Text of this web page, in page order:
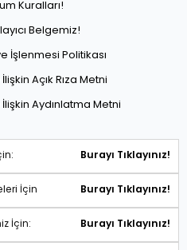
Kuralları!
Belgemiz!
İşlenmesi Politikası
Açık Rıza Metni
Aydınlatma Metni
Burayı Tıklayınız!
İçin Burayı Tıklayınız!
İçin: Burayı Tıklayınız!